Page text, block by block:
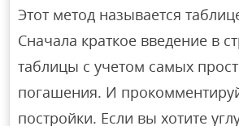
Этот метод называется
Сначала краткое введение в
таблицы с учетом самых
погашения. И
постройки. Если вы хотите